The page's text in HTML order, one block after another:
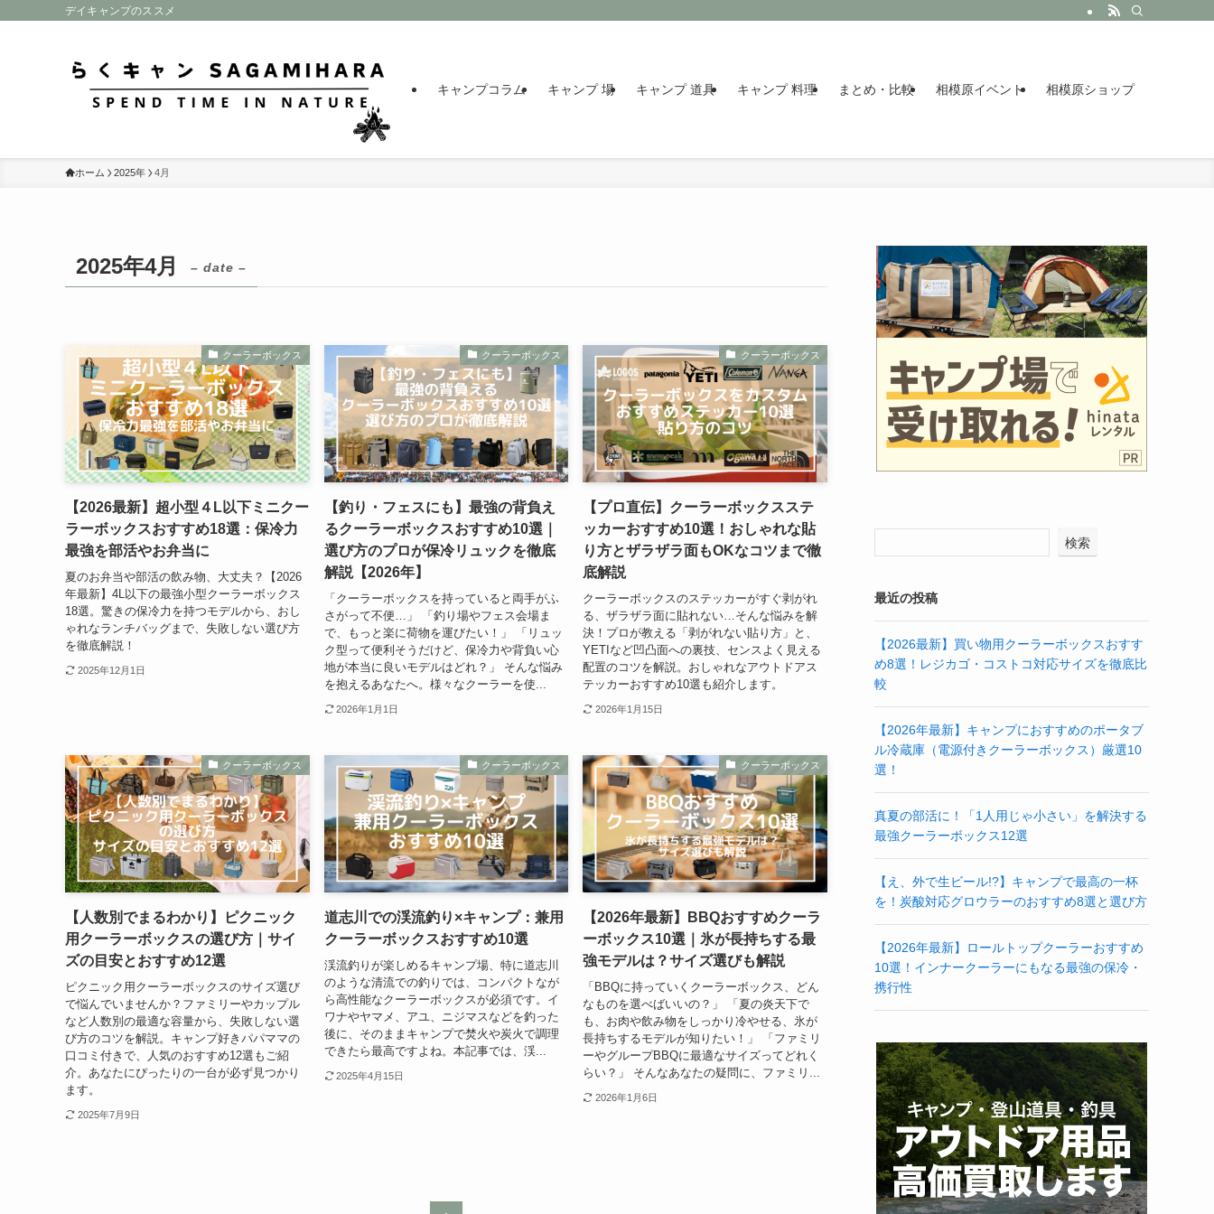
デイキャンプのススメ
キャンプコラム キャンプ 場 キャンプ 道具 キャンプ 料理 まとめ・比較 相模原イベント 相模原ショップ
ホーム 2025年 4月
2025年4月 – date –
クーラーボックス
【2026最新】超小型４L以下ミニクー
ラーボックスおすすめ18選：保冷力
最強を部活やお弁当に
夏のお弁当や部活の飲み物、大丈夫？【2026
年最新】4L以下の最強小型クーラーボックス
18選。驚きの保冷力を持つモデルから、おし
ゃれなランチバッグまで、失敗しない選び方
を徹底解説！
2025年12月1日
クーラーボックス
【釣り・フェスにも】最強の背負え
るクーラーボックスおすすめ10選｜
選び方のプロが保冷リュックを徹底
解説【2026年】
「クーラーボックスを持っていると両手がふ
さがって不便…」 「釣り場やフェス会場ま
で、もっと楽に荷物を運びたい！」 「リュッ
ク型って便利そうだけど、保冷力や背負い心
地が本当に良いモデルはどれ？」 そんな悩み
を抱えるあなたへ。様々なクーラーを使...
2026年1月1日
クーラーボックス
【プロ直伝】クーラーボックスステ
ッカーおすすめ10選！おしゃれな貼
り方とザラザラ面もOKなコツまで徹
底解説
クーラーボックスのステッカーがすぐ剥がれ
る、ザラザラ面に貼れない…そんな悩みを解
決！プロが教える「剥がれない貼り方」と、
YETIなど凹凸面への裏技、センスよく見える
配置のコツを解説。おしゃれなアウトドアス
テッカーおすすめ10選も紹介します。
2026年1月15日
クーラーボックス
【人数別でまるわかり】ピクニック
用クーラーボックスの選び方｜サイ
ズの目安とおすすめ12選
ピクニック用クーラーボックスのサイズ選び
で悩んでいませんか？ファミリーやカップル
など人数別の最適な容量から、失敗しない選
び方のコツを解説。キャンプ好きパパママの
口コミ付きで、人気のおすすめ12選もご紹
介。あなたにぴったりの一台が必ず見つかり
ます。
2025年7月9日
クーラーボックス
道志川での渓流釣り×キャンプ：兼用
クーラーボックスおすすめ10選
渓流釣りが楽しめるキャンプ場、特に道志川
のような清流での釣りでは、コンパクトなが
ら高性能なクーラーボックスが必須です。イ
ワナやヤマメ、アユ、ニジマスなどを釣った
後に、そのままキャンプで焚火や炭火で調理
できたら最高ですよね。本記事では、渓...
2025年4月15日
クーラーボックス
【2026年最新】BBQおすすめクーラ
ーボックス10選｜氷が長持ちする最
強モデルは？サイズ選びも解説
「BBQに持っていくクーラーボックス、どん
なものを選べばいいの？」 「夏の炎天下で
も、お肉や飲み物をしっかり冷やせる、氷が
長持ちするモデルが知りたい！」 「ファミリ
ーやグループBBQに最適なサイズってどれく
らい？」 そんなあなたの疑問に、ファミリ...
2026年1月6日
検索
最近の投稿
【2026最新】買い物用クーラーボックスおすす
め8選！レジカゴ・コストコ対応サイズを徹底比
較
【2026年最新】キャンプにおすすめのポータブ
ル冷蔵庫（電源付きクーラーボックス）厳選10
選！
真夏の部活に！「1人用じゃ小さい」を解決する
最強クーラーボックス12選
【え、外で生ビール!?】キャンプで最高の一杯
を！炭酸対応グロウラーのおすすめ8選と選び方
【2026年最新】ロールトップクーラーおすすめ
10選！インナークーラーにもなる最強の保冷・
携行性